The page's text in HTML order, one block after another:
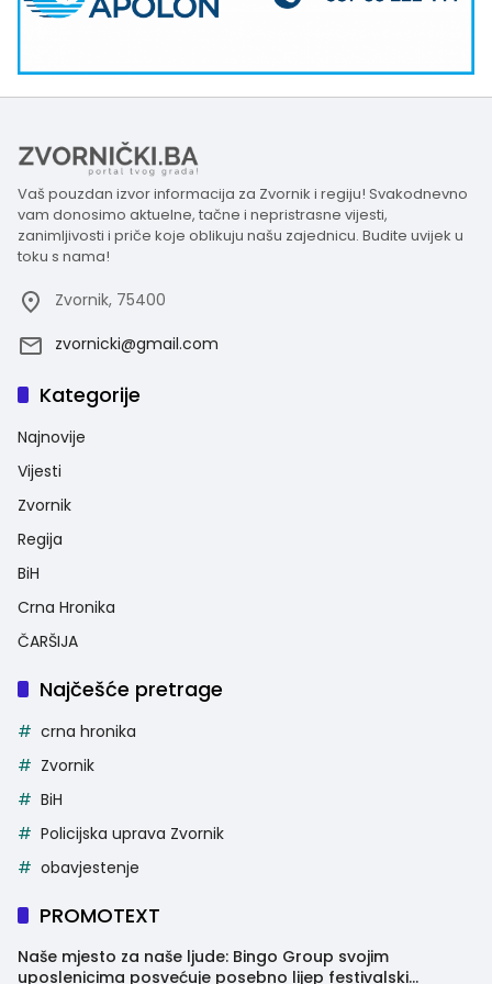
Vaš pouzdan izvor informacija za Zvornik i regiju! Svakodnevno
vam donosimo aktuelne, tačne i nepristrasne vijesti,
zanimljivosti i priče koje oblikuju našu zajednicu. Budite uvijek u
toku s nama!
Zvornik, 75400
zvornicki@gmail.com
Kategorije
Najnovije
Vijesti
Zvornik
Regija
BiH
Crna Hronika
ČARŠIJA
Najčešće pretrage
crna hronika
Zvornik
BiH
Policijska uprava Zvornik
obavjestenje
PROMOTEXT
Naše mjesto za naše ljude: Bingo Group svojim
uposlenicima posvećuje posebno lijep festivalski